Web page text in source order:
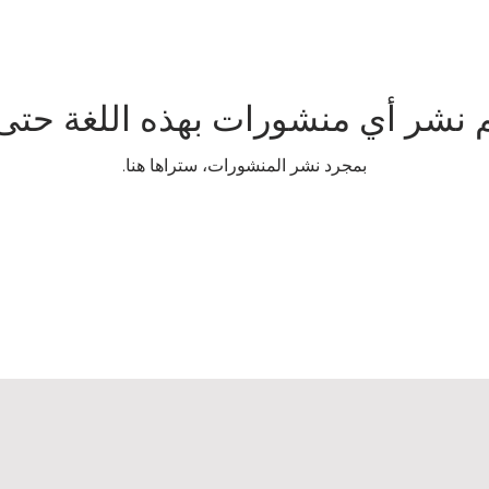
نشر أي منشورات بهذه اللغة
بمجرد نشر المنشورات، ستراها هنا.